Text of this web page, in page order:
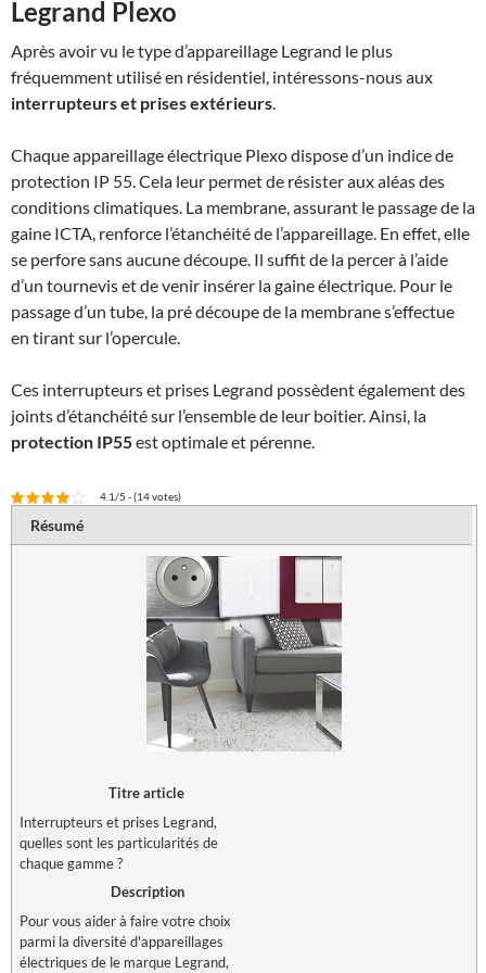
Legrand Plexo
Après avoir vu le type d’appareillage Legrand le plus
fréquemment utilisé en résidentiel, intéressons-nous aux
interrupteurs et prises extérieurs.
Chaque appareillage électrique Plexo dispose d’un indice de
protection IP 55. Cela leur permet de résister aux aléas des
conditions climatiques. La membrane, assurant le passage de la
gaine ICTA, renforce l’étanchéité de l’appareillage. En effet, elle
se perfore sans aucune découpe. Il suffit de la percer à l’aide
d’un tournevis et de venir insérer la gaine électrique. Pour le
passage d’un tube, la pré découpe de la membrane s’effectue
en tirant sur l’opercule.
Ces interrupteurs et prises Legrand possèdent également des
joints d’étanchéité sur l’ensemble de leur boitier. Ainsi, la
protection IP55est optimale et pérenne.
4.1/5 - (14 votes)
Résumé
Titre article
Interrupteurs et prises Legrand,
quelles sont les particularités de
chaque gamme ?
Description
Pour vous aider à faire votre choix
parmi la diversité d'appareillages
électriques de le marque Legrand,